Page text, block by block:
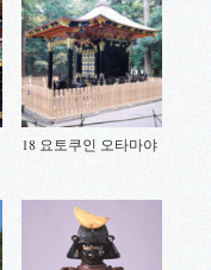
18 요토쿠인 오타마야